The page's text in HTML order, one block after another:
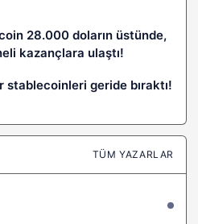
28.000 doların üstünde,
kazançlara ulaştı!
stablecoinleri geride bıraktı!
TÜM YAZARLAR